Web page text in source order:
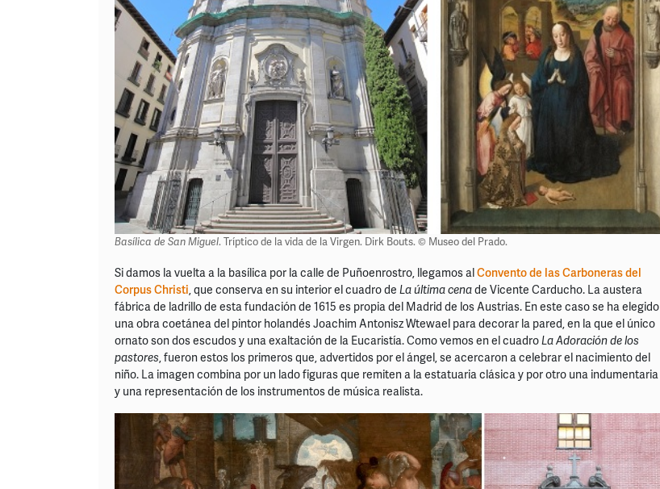
Basílica de San Miguel. Tríptico de la vida de la Virgen. Dirk Bouts. © Museo del Prado.
Si damos la vuelta a la basílica por la calle de Puñoenrostro, llegamos alConvento de las Carboneras del
Corpus Christi , que conserva en su interior el cuadro de La última cenade Vicente Carducho. La austera
fábrica de ladrillo de esta fundación de 1615 es propia del Madrid de los Austrias. En este caso se ha elegido
una obra coetánea del pintor holandés Joachim Antonisz Wtewael para decorar la pared, en la que el único
ornato son dos escudos y una exaltación de la Eucaristía. Como vemos en el cuadroLa Adoración de los
pastores , fueron estos los primeros que, advertidos por el ángel, se acercaron a celebrar el nacimiento del
niño. La imagen combina por un lado figuras que remiten a la estatuaria clásica y por otro una indumentaria
y una representación de los instrumentos de música realista.